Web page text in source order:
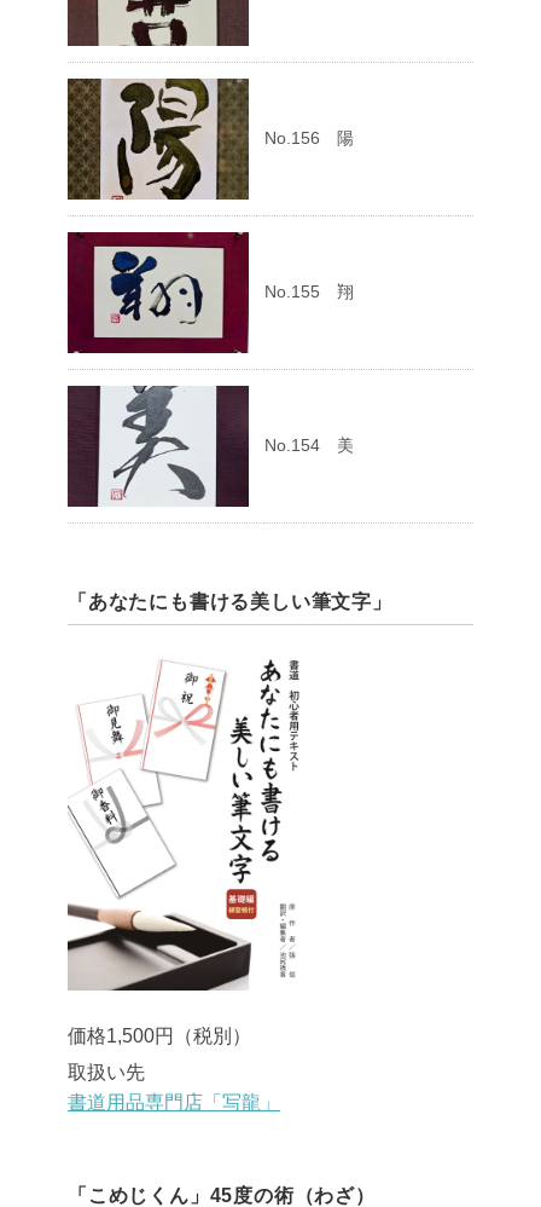
No.156 陽
No.155 翔
No.154 美
「あなたにも書ける美しい筆文字」
価格1,500円（税別）
取扱い先
書道用品専門店「写龍」
「こめじくん」45度の術（わざ）